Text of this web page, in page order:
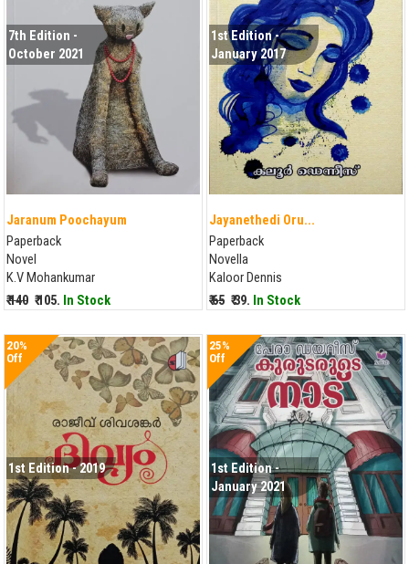
7th Edition -
October 2021
Jaranum Poochayum
Paperback
Novel
K.V Mohankumar
₹ 140 ₹ 105. In Stock
1st Edition -
January 2017
Jayanethedi Oru...
Paperback
Novella
Kaloor Dennis
₹ 65 ₹ 39. In Stock
20%
Off
1st Edition - 2019
25%
Off
1st Edition -
January 2021